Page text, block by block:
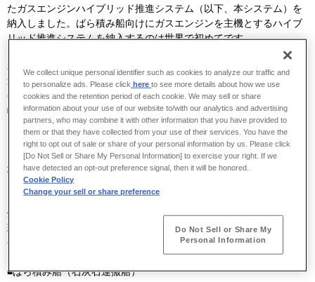
たガスエンジンハイブリッド推進システム（以下、本システム）を
納入しました。ばら積み船向けにガスエンジンを主機とするハイブ
リッド推進システムを納入するのは世界で初めてです。
本システムは、天然ガスを燃料とするガスエンジンを主機として搭
載することで、従来の重油焚エンジンを搭載する同型船と比較し
CO
2排出量を約24%削減することに加え、SOxやNOxの排出量を大
幅に削減することが可能です。また、入出港時にはバッテリーによ
る電気推進モードで航行することにより、温室効果ガスを排出しな
いゼロエミッション推進が可能です。
地球温暖化の抑制に向けて、海上輸送分野では国際海事機関
IMO）によるCO
当社は、今後も舶用推進システムインテグレーターとして、ガス専
焼エンジンや推進機等のコアコンポーネントを最適に組み合わせた
環境性能に優れる推進システムを提供することを通じて、海上輸送
分野の環境負荷低減に貢献していきます。
■ばら積み船（石灰石運搬船）
We collect unique personal identifier such as cookies to analyze our traffic and
to personalize ads. Please click hereto see more details about how we use
cookies and the retention period of each cookie. We may sell or share
information about your use of our website to/with our analytics and advertising
partners, who may combine it with other information that you have provided to
them or that they have collected from your use of their services. You have the
right to opt out of sale or share of your personal information by us. Please click
[Do Not Sell or Share My Personal Information] to exercise your right. If we
have detected an opt-out preference signal, then it will be honored.
Cookie Policy
Change your sell or share preference
Do Not Sell or Share My
Personal Information